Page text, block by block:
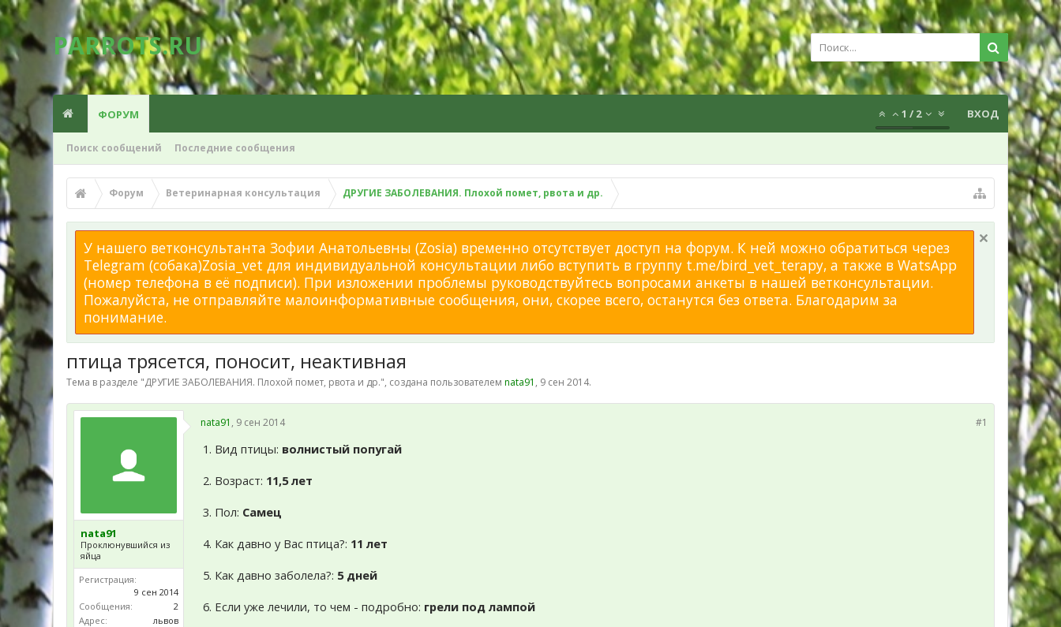
PARROTS.RU
ФОРУМ
Поиск сообщений Последние сообщения
1 / 2 ВХОД
Форум Ветеринарная консультация ДРУГИЕ ЗАБОЛЕВАНИЯ. Плохой помет, рвота и др.
У нашего ветконсультанта Зофии Анатольевны (Zosia) временно отсутствует доступ на форум. К ней можно обратиться через
Telegram (собака)Zosia_vet для индивидуальной консультации либо вступить в группу t.me/bird_vet_terapy, а также в WatsApp
(номер телефона в её подписи). При изложении проблемы руководствуйтесь вопросами анкеты в нашей ветконсультации.
Пожалуйста, не отправляйте малоинформативные сообщения, они, скорее всего, останутся без ответа. Благодарим за
понимание.
птица трясется, поносит, неактивная
Тема в разделе "ДРУГИЕ ЗАБОЛЕВАНИЯ. Плохой помет, рвота и др.", создана пользователемnata91 , 9 сен 2014.
nata91
Проклюнувшийся из
яйца
Регистрация:
9 сен 2014
Сообщения:
2
Адрес:
львов
#1
nata91 , 9 сен 2014
1. Вид птицы: волнистый попугай
2. Возраст: 11,5 лет
3. Пол: Самец
4. Как давно у Вас птица?: 11 лет
5. Как давно заболела?: 5 дней
6. Если уже лечили, то чем - подробно: грели под лампой